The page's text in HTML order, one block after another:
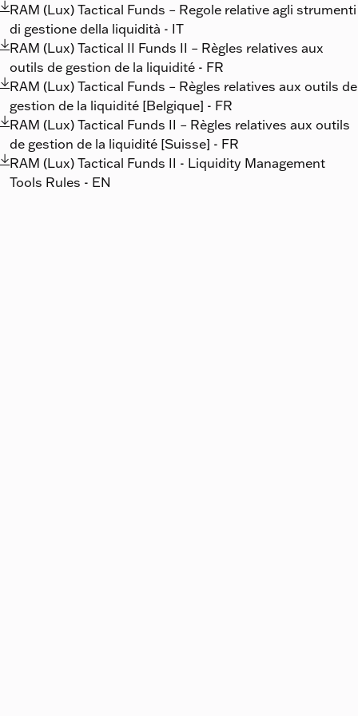
RAM (Lux) Tactical Funds – Regole relative agli strumenti
di gestione della liquidità - IT
RAM (Lux) Tactical II Funds II – Règles relatives aux
outils de gestion de la liquidité - FR
RAM (Lux) Tactical Funds – Règles relatives aux outils de
gestion de la liquidité [Belgique] - FR
RAM (Lux) Tactical Funds II – Règles relatives aux outils
de gestion de la liquidité [Suisse] - FR
RAM (Lux) Tactical Funds II - Liquidity Management
Tools Rules - EN